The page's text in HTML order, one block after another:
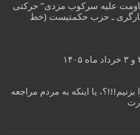
علیه سرکوب مزدی” حرکتی
ـ حزب حکمتیست (خط
بزنیم!!!؟، یا اینکه به مردم مراجعه